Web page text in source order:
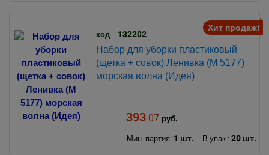
Хит продаж!
код 132202
Набор для уборки пластиковый
(щетка + совок) Ленивка (М 5177)
морская волна (Идея)
393.07 руб.
Мин. партия: 1 шт. В упак.: 20 шт.